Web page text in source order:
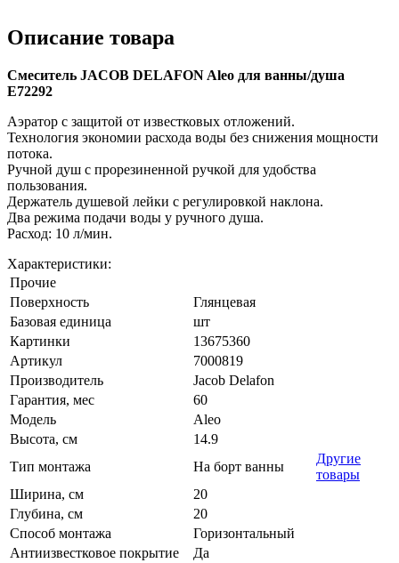
Описание товара
Смеситель JACOB DELAFON Aleo для ванны/душа
E72292
Аэратор с защитой от известковых отложений.
Технология экономии расхода воды без снижения мощности
потока.
Ручной душ с прорезиненной ручкой для удобства
пользования.
Держатель душевой лейки с регулировкой наклона.
Два режима подачи воды у ручного душа.
Расход: 10 л/мин.
Характеристики:
Прочие
Поверхность
Глянцевая
Базовая единица
шт
Картинки
13675360
Артикул
7000819
Производитель
Jacob Delafon
Гарантия, мес
60
Модель
Aleo
Высота, см
14.9
Тип монтажа
На борт ванны
Другие
товары
Ширина, см
20
Глубина, см
20
Способ монтажа
Горизонтальный
Антиизвестковое покрытие
Да